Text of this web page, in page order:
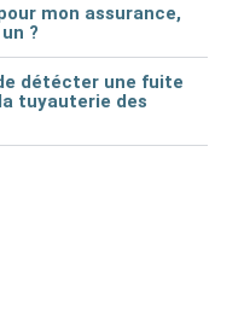
mon assurance,
?
détécter une fuite
tuyauterie des